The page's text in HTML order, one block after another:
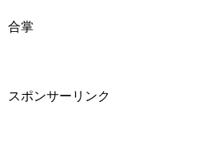
合掌
スポンサーリンク